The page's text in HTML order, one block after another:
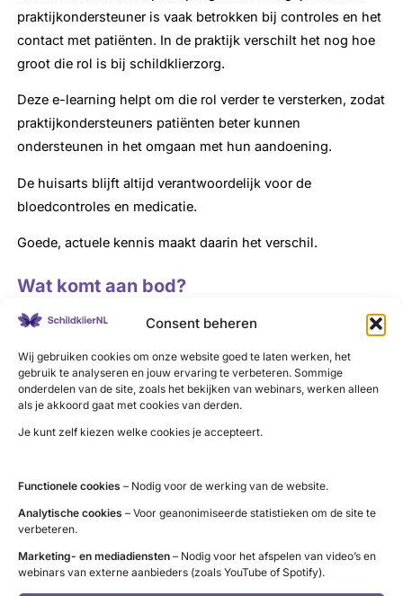
Consent beheren
Wij gebruiken cookies om onze website goed te laten werken, het
gebruik te analyseren en jouw ervaring te verbeteren. Sommige
onderdelen van de site, zoals het bekijken van webinars, werken alleen
als je akkoord gaat met cookies van derden.
Je kunt zelf kiezen welke cookies je accepteert.
Functionele cookies – Nodig voor de werking van de website.
Analytische cookies – Voor geanonimiseerde statistieken om de site te
verbeteren.
Marketing- en mediadiensten – Nodig voor het afspelen van video’s en
webinars van externe aanbieders (zoals YouTube of Spotify).
praktijkondersteuner is vaak betrokken bij controles en het
contact met patiënten. In de praktijk verschilt het nog hoe
groot die rol is bij schildklierzorg.
Deze e-learning helpt om die rol verder te versterken, zodat
praktijkondersteuners patiënten beter kunnen
ondersteunen in het omgaan met hun aandoening.
De huisarts blijft altijd verantwoordelijk voor de
bloedcontroles en medicatie.
Goede, actuele kennis maakt daarin het verschil.
Wat komt aan bod?
De e-learning helpt zorgprofessionals om:
de werking van de schildklier en veelvoorkomende
aandoeningen beter te begrijpen
labwaarden te interpreteren en passende vervolgstappen te
bepalen
aandacht te hebben voor medicatie-inname, interacties en
valkuilen
bespreekbaar te maken